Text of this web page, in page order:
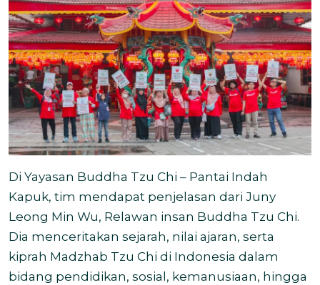
Di Yayasan Buddha Tzu Chi – Pantai Indah
Kapuk, tim mendapat penjelasan dari Juny
Leong Min Wu, Relawan insan Buddha Tzu Chi.
Dia menceritakan sejarah, nilai ajaran, serta
kiprah Madzhab Tzu Chi di Indonesia dalam
bidang pendidikan, sosial, kemanusiaan, hingga